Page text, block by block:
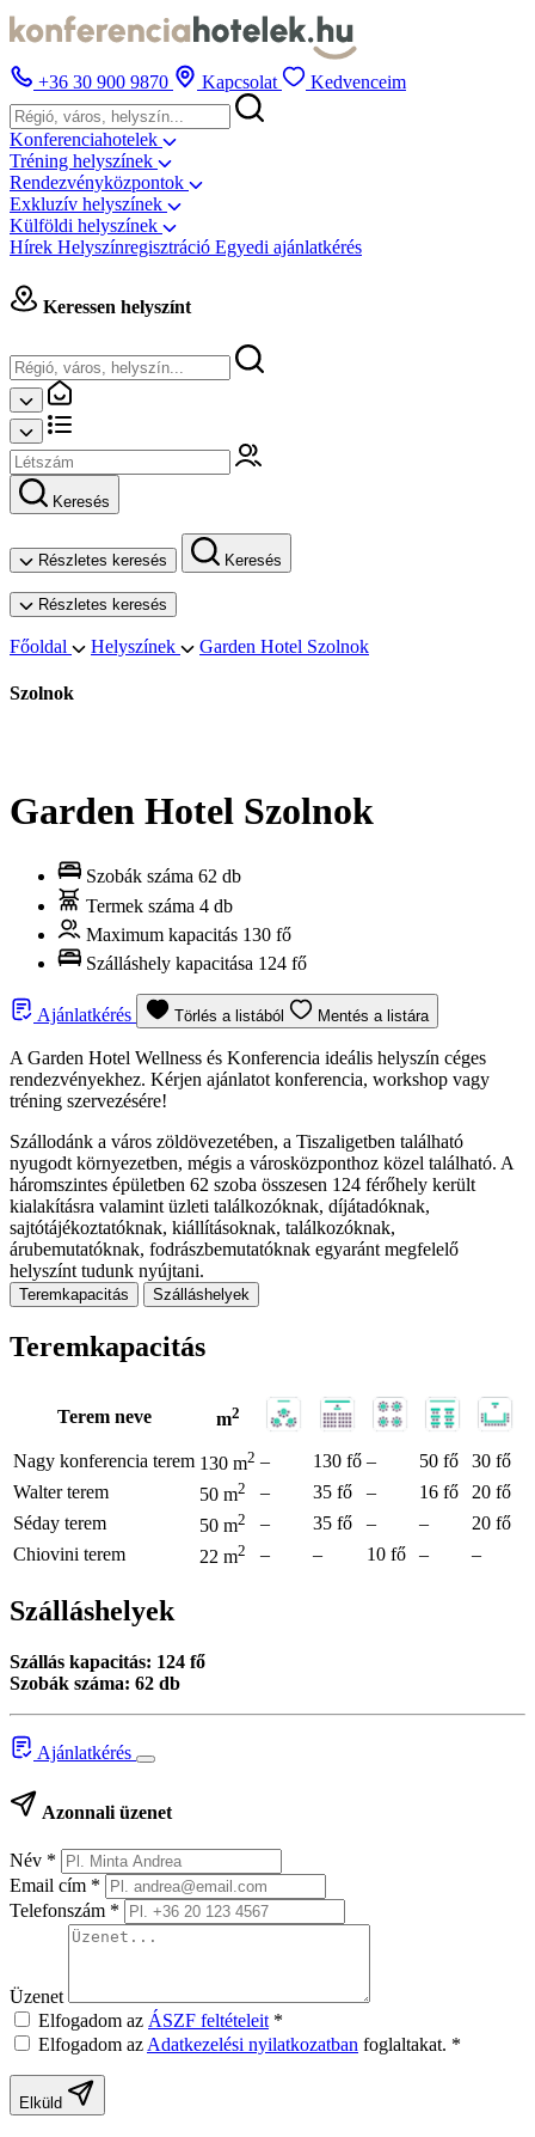
+36 30 900 9870 Kapcsolat Kedvenceim
Konferenciahotelek
Tréning helyszínek
Rendezvényközpontok
Exkluzív helyszínek
Külföldi helyszínek
Hírek Helyszínregisztráció Egyedi ajánlatkérés
Keressen helyszínt
Keresés
Részletes keresés Keresés
Részletes keresés
Főoldal Helyszínek Garden Hotel Szolnok
Szolnok
Garden Hotel Szolnok
Szobák száma 62 db
Termek száma 4 db
Maximum kapacitás 130 fő
Szálláshely kapacitása 124 fő
Ajánlatkérés Törlés a listából Mentés a listára
A Garden Hotel Wellness és Konferencia ideális helyszín céges
rendezvényekhez. Kérjen ajánlatot konferencia, workshop vagy
tréning szervezésére!
Szállodánk a város zöldövezetében, a Tiszaligetben található
nyugodt környezetben, mégis a városközponthoz közel található. A
háromszintes épületben 62 szoba összesen 124 férőhely került
kialakításra valamint üzleti találkozóknak, díjátadóknak,
sajtótájékoztatóknak, kiállításoknak, találkozóknak,
árubemutatóknak, fodrászbemutatóknak egyaránt megfelelő
helyszínt tudunk nyújtani.
Teremkapacitás Szálláshelyek
Teremkapacitás
Terem neve m2
Nagy konferencia terem 130 m2 – 130 fő – 50 fő
30 fő
Walter terem
50 m2 – 35 fő – 16 fő
20 fő
Séday terem
50 m2 – 35 fő – –
20 fő
Chiovini terem
22 m2 – – 10 fő – –
Szálláshelyek
Szállás kapacitás: 124 fő
Szobák száma: 62 db
Ajánlatkérés
Azonnali üzenet
Név *
Email cím *
Telefonszám *
Üzenet
Elfogadom az ÁSZF feltételeit *
Elfogadom az Adatkezelési nyilatkozatban foglaltakat. *
Elküld